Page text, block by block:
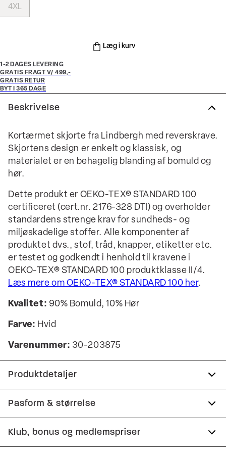
4XL
Læg i kurv
1-2 DAGES LEVERING
GRATIS FRAGT V/ 499,-
GRATIS RETUR
BYT I 365 DAGE
Beskrivelse
Kortærmet skjorte fra Lindbergh med reverskrave.
Skjortens design er enkelt og klassisk, og
materialet er en behagelig blanding af bomuld og
hør.
Dette produkt er OEKO-TEX® STANDARD 100
certificeret (cert.nr. 2176-328 DTI) og overholder
standardens strenge krav for sundheds- og
miljøskadelige stoffer. Alle komponenter af
produktet dvs., stof, tråd, knapper, etiketter etc.
er testet og godkendt i henhold til kravene i
OEKO-TEX® STANDARD 100 produktklasse II/4.
Læs mere om OEKO-TEX® STANDARD 100 her.
Kvalitet: 90% Bomuld, 10% Hør
Farve: Hvid
Varenummer: 30-203875
Produktdetaljer
Certificeret med OEKO-TEX® STANDARD 100.
Fremstillet i bomuldsblend med hør.
Logomærke nederst på venstre side.
Pasform & størrelse
Fit:Relaxed fit
Klub, bonus og medlemspriser